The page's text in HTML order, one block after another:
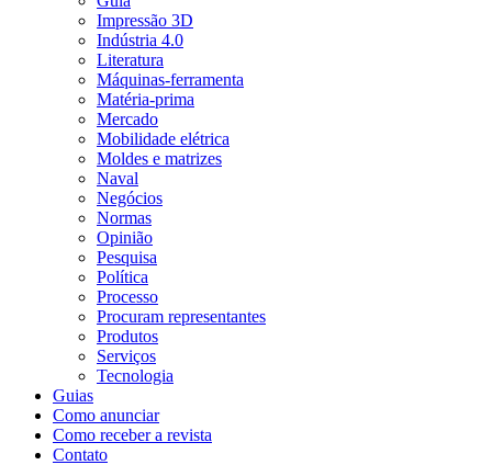
Impressão 3D
Indústria 4.0
Literatura
Máquinas-ferramenta
Matéria-prima
Mercado
Mobilidade elétrica
Moldes e matrizes
Naval
Negócios
Normas
Opinião
Pesquisa
Política
Processo
Procuram representantes
Produtos
Serviços
Tecnologia
Guias
Como anunciar
Como receber a revista
Contato